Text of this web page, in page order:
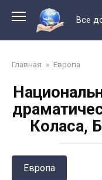
контенту
Все
Главная » Европа
Коласа,
Европа